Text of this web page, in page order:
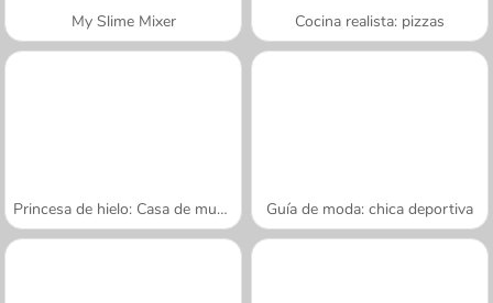
My Slime Mixer Cocina realista: pizzas
Princesa de hielo: Casa de muñecas Guía de moda: chica deportiva